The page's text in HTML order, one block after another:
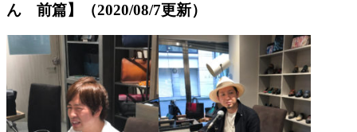
ん 前篇】
（2020/08/7更新）